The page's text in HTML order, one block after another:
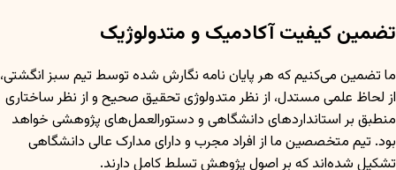
تضمین کیفیت آکادمیک و متدولوژیک
ما تضمین می‌کنیم که هر پایان نامه نگارش شده توسط تیم سبز انگشتی،
از لحاظ علمی مستدل، از نظر متدولوژی تحقیق صحیح و از نظر ساختاری
منطبق بر استانداردهای دانشگاهی و دستورالعمل‌های پژوهشی خواهد
بود. تیم متخصصین ما از افراد مجرب و دارای مدارک عالی دانشگاهی
تشکیل شده‌اند که بر اصول پژوهش تسلط کامل دارند.